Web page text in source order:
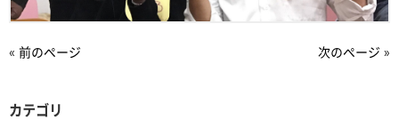
« 前のページ 次のページ »
カテゴリ